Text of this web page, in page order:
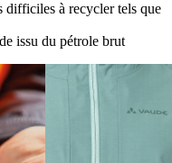
difficiles à recycler tels que
issu du pétrole brut